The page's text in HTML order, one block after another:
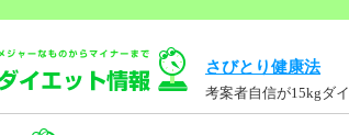
さびとり健康法
考案者自信が15kgダ